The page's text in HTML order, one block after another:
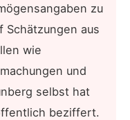
zu
Schätzungen aus
wie
und
selbst hat
beziffert.